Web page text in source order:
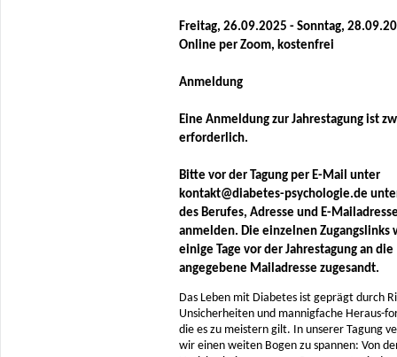
Freitag, 26.09.2025 - Sonntag,
Online per Zoom, kostenfrei
Anmeldung
Eine Anmeldung zur Jahrestagung ist
erforderlich.
Bitte vor der Tagung per E-Mail unter
kontakt@diabetes-psychologie.de
des Berufes, Adresse und E-
anmelden. Die einzelnen Zugangslinks
einige Tage vor der Jahrestagung an die
angegebene Mailadresse zugesandt.
Das Leben mit Diabetes ist geprägt durch
Unsicherheiten und mannigfache Heraus-
die es zu meistern gilt. In unserer Tagung
wir einen weiten Bogen zu spannen: Von